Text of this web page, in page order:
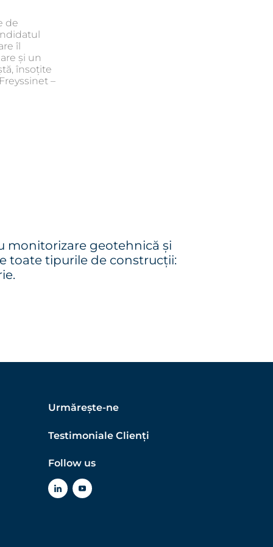
de
îl
și un
însoțite
–
monitorizare geotehnică și
toate tipurile de construcții:
Urmărește-ne
Testimoniale Clienți
Follow us